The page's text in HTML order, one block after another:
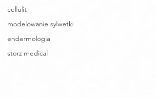
cellulit
modelowanie sylwetki
endermologia
storz medical